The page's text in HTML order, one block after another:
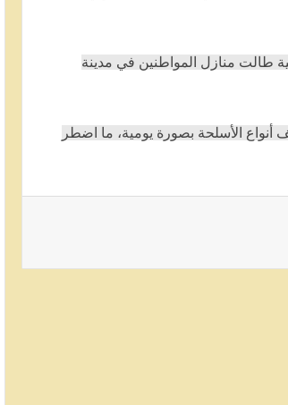
طالت منازل المواطنين في مدينة
الأسلحة بصورة يومية، ما اضطر